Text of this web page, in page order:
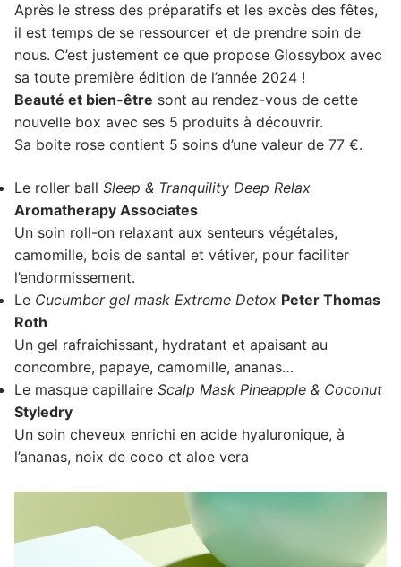
Après le stress des préparatifs et les excès des fêtes,
il est temps de se ressourcer et de prendre soin de
nous. C’est justement ce que propose Glossybox avec
sa toute première édition de l’année 2024 !
Beauté et bien-être sont au rendez-vous de cette
nouvelle box avec ses 5 produits à découvrir.
Sa boite rose contient 5 soins d’une valeur de 77 €.
Le roller ball Sleep & Tranquility Deep Relax
Aromatherapy Associates
Un soin roll-on relaxant aux senteurs végétales,
camomille, bois de santal et vétiver, pour faciliter
l’endormissement.
Le Cucumber gel mask Extreme Detox Peter Thomas
Roth
Un gel rafraichissant, hydratant et apaisant au
concombre, papaye, camomille, ananas…
Le masque capillaire Scalp Mask Pineapple & Coconut
Styledry
Un soin cheveux enrichi en acide hyaluronique, à
l’ananas, noix de coco et aloe vera